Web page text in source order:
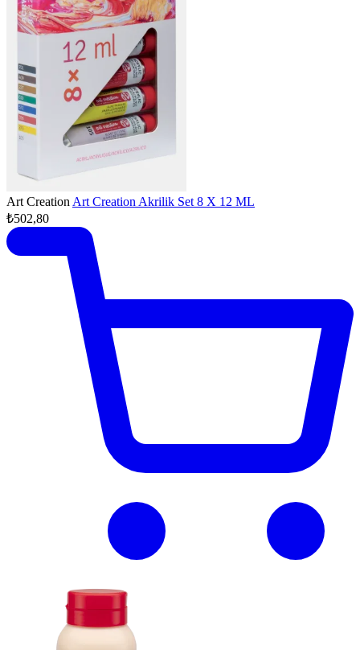
Art Creation Art Creation Akrilik Set 8 X 12 ML
₺502,80